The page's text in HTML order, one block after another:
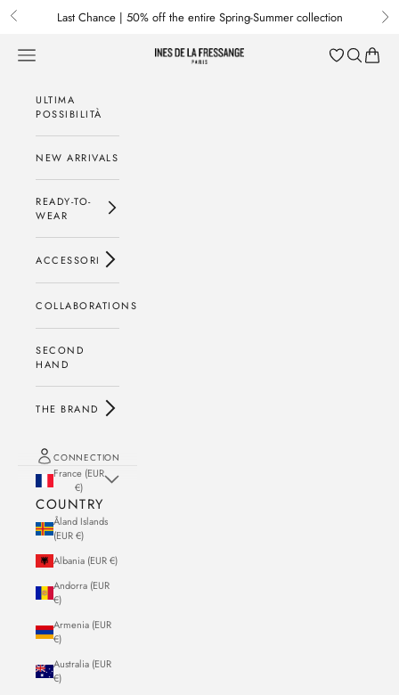
Passa al contenuto
Previous Last Chance | 50% off the entire Spring-Summer collection Next
Ines de la Fressange Paris
Menu CercaBasket
ULTIMA
POSSIBILITÀ
NEW ARRIVALS
READY-TO-
WEAR
ACCESSORI
COLLABORATIONS
SECOND
HAND
THE BRAND
CONNECTION
France (EUR
€)
COUNTRY
Åland Islands
(EUR €)
Albania (EUR €)
Andorra (EUR
€)
Armenia (EUR
€)
Australia (EUR
€)